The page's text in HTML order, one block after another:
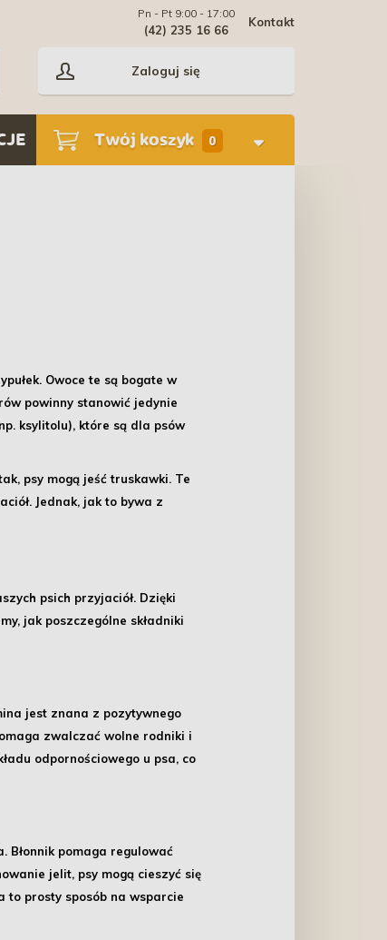
Kontakt
Pn - Pt 9:00 - 17:00
(42) 235 16 66
Zaloguj się
Twój koszyk 0
Owoce te są bogate w
powinny stanowić jedynie
ksylitolu), które są dla psów
psy mogą jeść truskawki. Te
Jednak, jak to bywa z
psich przyjaciół. Dzięki
jak poszczególne składniki
jest znana z pozytywnego
zwalczać wolne rodniki i
odpornościowego u psa, co
Błonnik pomaga regulować
jelit, psy mogą cieszyć się
to prosty sposób na wsparcie